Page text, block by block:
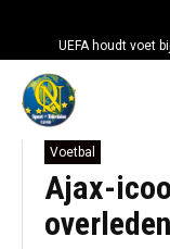
UEFA houdt voet
Voetbal
Ajax-
overleden